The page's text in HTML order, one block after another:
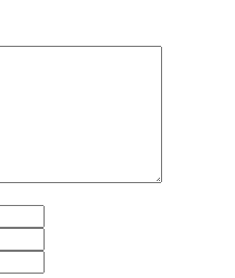
Mail-
Adresse